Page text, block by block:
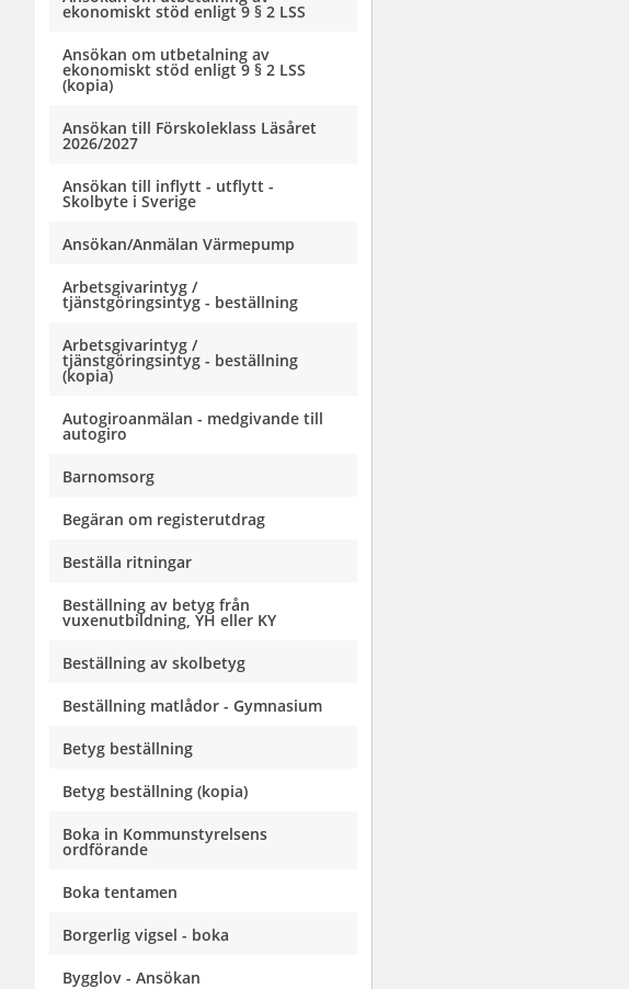
ekonomiskt stöd enligt 9 § 2 LSS
Ansökan om utbetalning av
ekonomiskt stöd enligt 9 § 2 LSS
(kopia)
Ansökan till Förskoleklass Läsåret
2026/2027
Ansökan till inflytt - utflytt -
Skolbyte i Sverige
Ansökan/Anmälan Värmepump
Arbetsgivarintyg /
tjänstgöringsintyg - beställning
Arbetsgivarintyg /
tjänstgöringsintyg - beställning
(kopia)
Autogiroanmälan - medgivande till
autogiro
Barnomsorg
Begäran om registerutdrag
Beställa ritningar
Beställning av betyg från
vuxenutbildning, YH eller KY
Beställning av skolbetyg
Beställning matlådor - Gymnasium
Betyg beställning
Betyg beställning (kopia)
Boka in Kommunstyrelsens
ordförande
Boka tentamen
Borgerlig vigsel - boka
Bygglov - Ansökan